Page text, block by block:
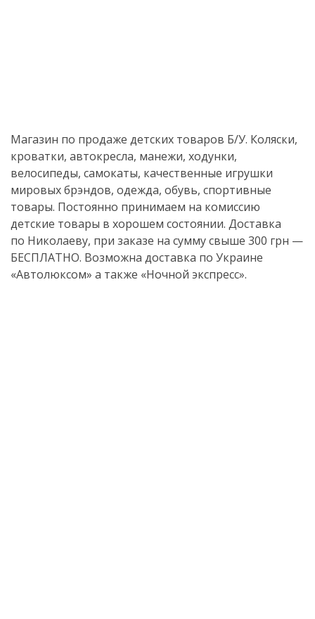
Магазин по продаже детских товаров Б/У. Коляски,
кроватки, автокресла, манежи, ходунки,
велосипеды, самокаты, качественные игрушки
мировых брэндов, одежда, обувь, спортивные
товары. Постоянно принимаем на комиссию
детские товары в хорошем состоянии. Доставка
по Николаеву, при заказе на сумму свыше 300 грн —
БЕСПЛАТНО. Возможна доставка по Украине
«Автолюксом» а также «Ночной экспресс».